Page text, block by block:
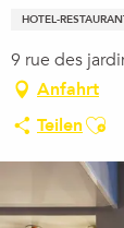
HOTEL-
9 rue des
Anfahrt
Teilen